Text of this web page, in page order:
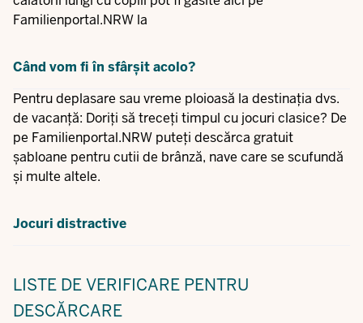
Familienportal.NRW la
Când vom fi în sfârșit acolo?
Pentru deplasare sau vreme ploioasă la destinația dvs.
de vacanță: Doriți să treceți timpul cu jocuri clasice? De
pe Familienportal.NRW puteți descărca gratuit
șabloane pentru cutii de brânză, nave care se scufundă
și multe altele.
Jocuri distractive
LISTE DE VERIFICARE PENTRU
DESCĂRCARE